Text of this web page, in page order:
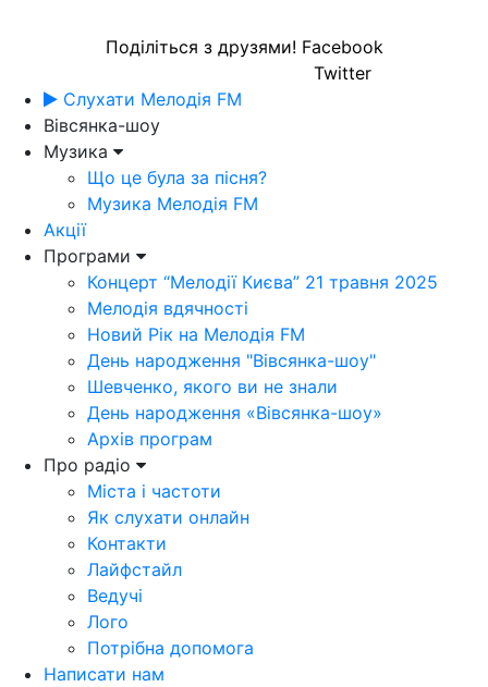
Поділіться з друзями! Facebook
Twitter
Слухати Мелодія FM
Вівсянка-шоу
Музика
Що це була за пісня?
Музика Мелодія FM
Акції
Програми
Концерт “Мелодії Києва” 21 травня 2025
Мелодія вдячності
Новий Рік на Мелодія FM
День народження "Вівсянка-шоу"
Шевченко, якого ви не знали
День народження «Вівсянка-шоу»
Архів програм
Про радіо
Міста і частоти
Як слухати онлайн
Контакти
Лайфстайл
Ведучі
Лого
Потрібна допомога
Написати нам